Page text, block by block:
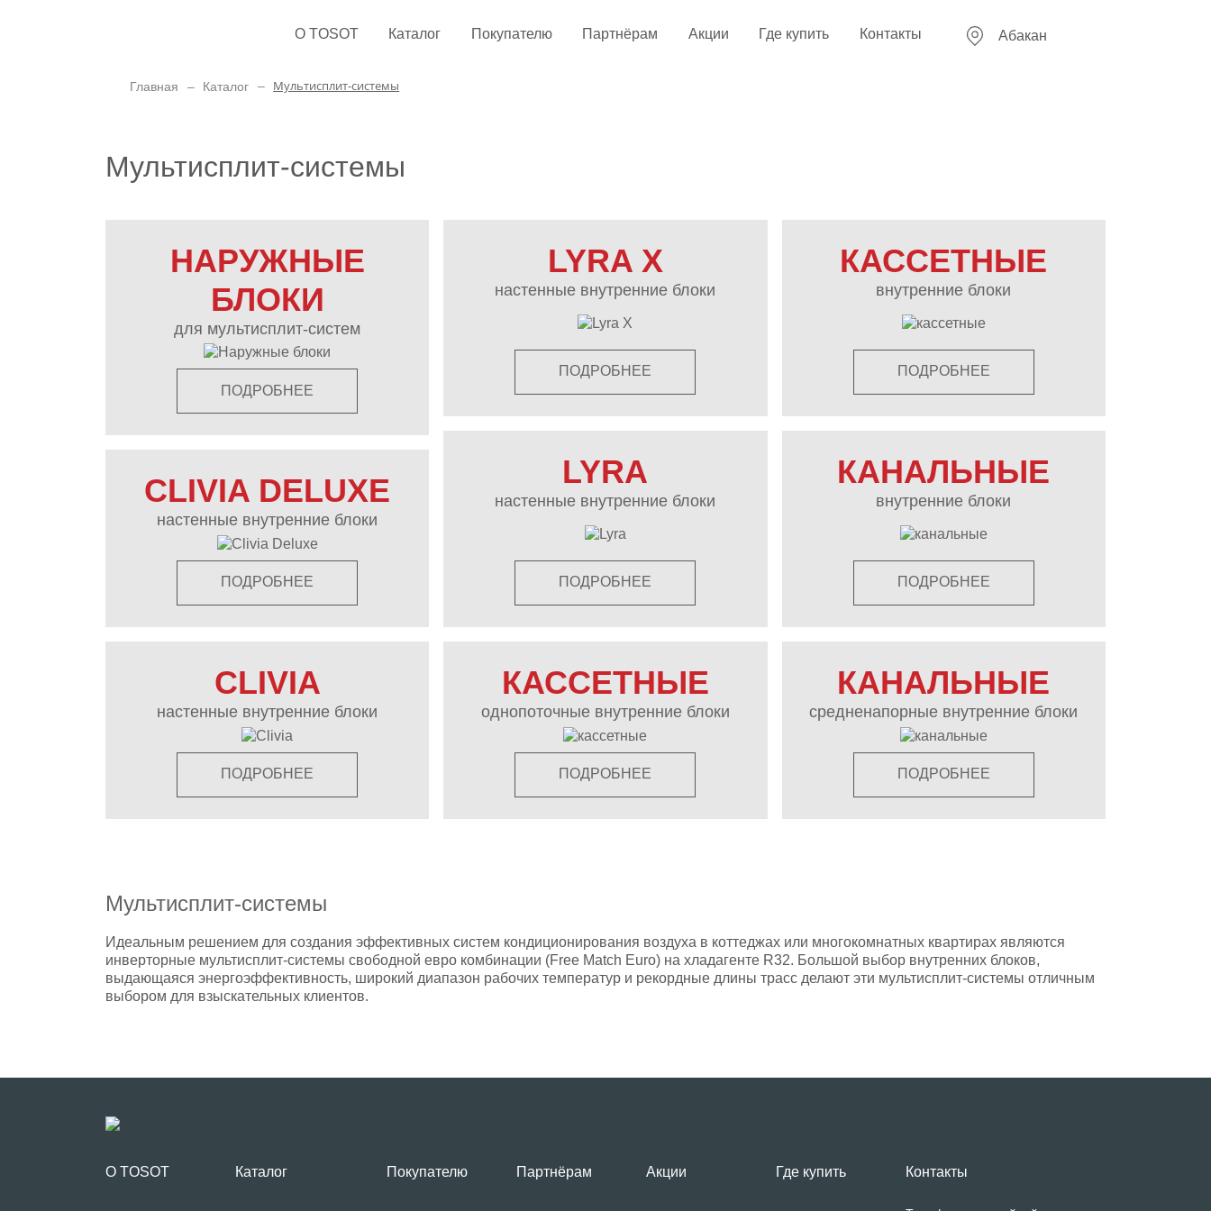
О TOSOT Каталог Покупателю Партнёрам Акции Где купить Контакты Абакан
Главная Каталог Мультисплит-системы
Мультисплит-системы
НАРУЖНЫЕ
БЛОКИ
для мультисплит-систем
ПОДРОБНЕЕ
CLIVIA DELUXE
настенные внутренние блоки
ПОДРОБНЕЕ
LYRA X
настенные внутренние блоки
ПОДРОБНЕЕ
LYRA
настенные внутренние блоки
ПОДРОБНЕЕ
КАССЕТНЫЕ
внутренние блоки
ПОДРОБНЕЕ
КАНАЛЬНЫЕ
внутренние блоки
ПОДРОБНЕЕ
CLIVIA
настенные внутренние блоки
ПОДРОБНЕЕ
КАССЕТНЫЕ
однопоточные внутренние блоки
ПОДРОБНЕЕ
КАНАЛЬНЫЕ
средненапорные внутренние блоки
ПОДРОБНЕЕ
Мультисплит-системы
Идеальным решением для создания эффективных систем кондиционирования воздуха в коттеджах или многокомнатных квартирах являются
инверторные мультисплит-системы cвободной евро комбинации (Free Match Euro) на хладагенте R32. Большой выбор внутренних блоков,
выдающаяся энергоэффективность, широкий диапазон рабочих температур и рекордные длины трасс делают эти мультисплит-системы отличным
выбором для взыскательных клиентов.
О TOSOT Каталог Покупателю Партнёрам Акции Где купить Контакты